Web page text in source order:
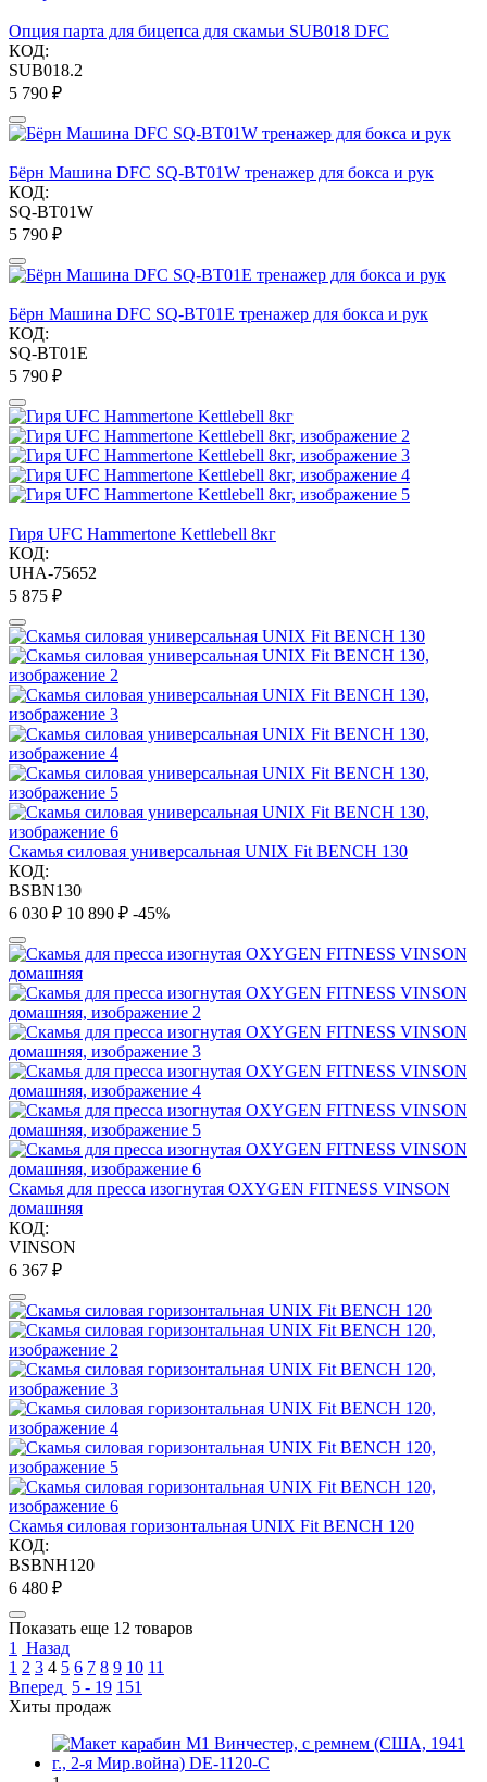
Опция парта для бицепса для скамьи SUB018 DFC
КОД:
SUB018.2
5 790 ₽
Бёрн Машина DFC SQ-BT01W тренажер для бокса и рук
КОД:
SQ-BT01W
5 790 ₽
Бёрн Машина DFC SQ-BT01E тренажер для бокса и рук
КОД:
SQ-BT01E
5 790 ₽
Гиря UFC Hammertone Kettlebell 8кг
КОД:
UHA-75652
5 875 ₽
Скамья силовая универсальная UNIX Fit BENCH 130
КОД:
BSBN130
6 030 ₽ 10 890 ₽ -45%
Скамья для пресса изогнутая OXYGEN FITNESS VINSON
домашняя
КОД:
VINSON
6 367 ₽
Скамья силовая горизонтальная UNIX Fit BENCH 120
КОД:
BSBNH120
6 480 ₽
Показать еще 12 товаров
1
Назад
1 2 3 4 5 6 7 8 9 10 11
Вперед 5 - 19 151
Хиты продаж